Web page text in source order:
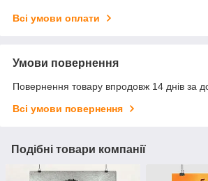
Всі умови оплати
Умови повернення
Повернення товару впродовж 14 днів за
Всі умови повернення
Подібні товари компанії